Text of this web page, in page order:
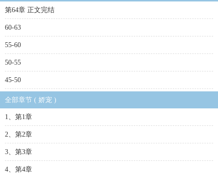
第64章 正文完结
60-63
55-60
50-55
45-50
全部章节 ( 娇宠 )
1、第1章
2、第2章
3、第3章
4、第4章